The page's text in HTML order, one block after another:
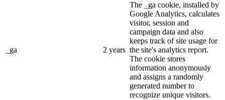
_ga 2 years
The _ga cookie, installed by
Google Analytics, calculates
visitor, session and
campaign data and also
keeps track of site usage for
the site's analytics report.
The cookie stores
information anonymously
and assigns a randomly
generated number to
recognize unique visitors.